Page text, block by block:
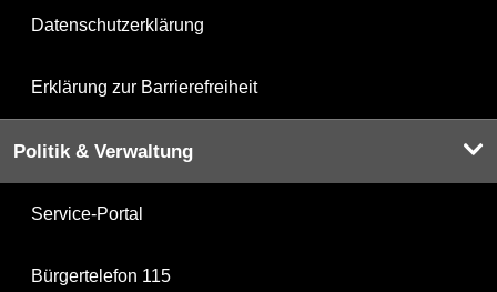
Datenschutzerklärung
Erklärung zur Barrierefreiheit
Politik & Verwaltung
Service-Portal
Bürgertelefon 115